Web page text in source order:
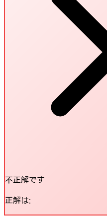
不正解です
正解は: